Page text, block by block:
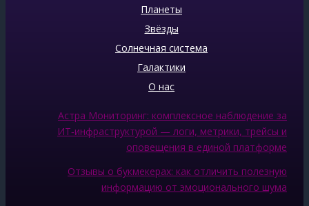
Планеты
Звёзды
Солнечная система
Галактики
О нас
Астра Мониторинг: комплексное наблюдение за
ИТ‑инфраструктурой — логи, метрики, трейсы и
оповещения в единой платформе
Отзывы о букмекерах: как отличить полезную
информацию от эмоционального шума